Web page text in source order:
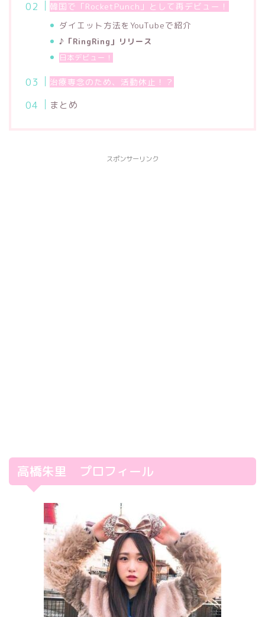
韓国で「RocketPunch」として再デビュー！
ダイエット方法をYouTubeで紹介
♪「RingRing」リリース
日本デビュー！
治療専念のため、活動休止！？
まとめ
スポンサーリンク
高橋朱里 プロフィール